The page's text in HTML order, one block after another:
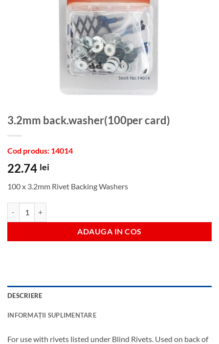
3.2mm back.washer(100per card)
Cod produs: 14014
22.74 lei
100 x 3.2mm Rivet Backing Washers
ADAUGA IN COS
DESCRIERE
INFORMAȚII SUPLIMENTARE
For use with rivets listed under Blind Rivets. Used on back of